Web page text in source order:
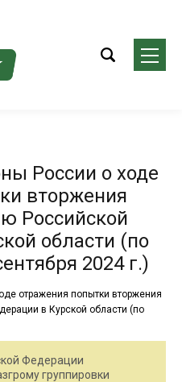
России о ходе
вторжения
Российской
области (по
2024 г.)
Федерации
группировки